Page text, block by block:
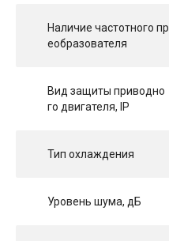
Наличие частотного пр
еобразователя
Вид защиты приводно
го двигателя, IP
Тип охлаждения
Уровень шума, дБ